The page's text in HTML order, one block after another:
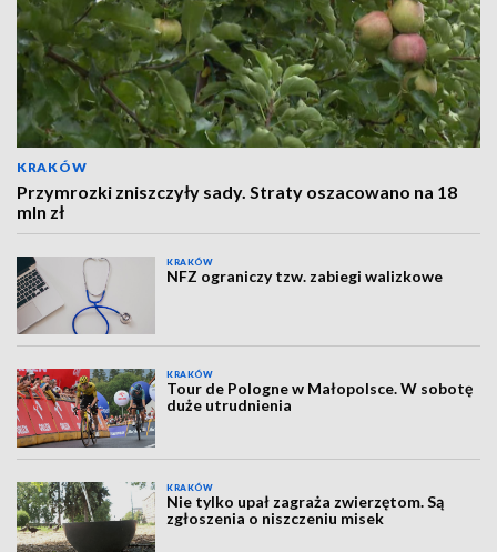
KRAKÓW
Przymrozki zniszczyły sady. Straty oszacowano na 18
mln zł
KRAKÓW
NFZ ograniczy tzw. zabiegi walizkowe
KRAKÓW
Tour de Pologne w Małopolsce. W sobotę
duże utrudnienia
KRAKÓW
Nie tylko upał zagraża zwierzętom. Są
zgłoszenia o niszczeniu misek